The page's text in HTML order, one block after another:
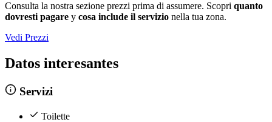
Consulta la nostra sezione prezzi prima di assumere. Scopri quanto
dovresti pagare y cosa include il servizio nella tua zona.
Vedi Prezzi
Datos interesantes
Servizi
Toilette